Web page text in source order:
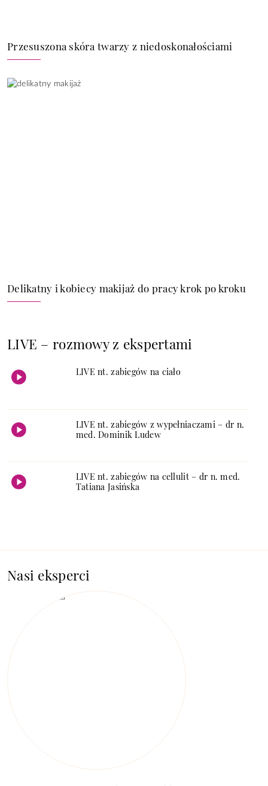
Przesuszona skóra twarzy z niedoskonałościami
Delikatny i kobiecy makijaż do pracy krok po kroku
LIVE – rozmowy z ekspertami
LIVE nt. zabiegów na ciało
LIVE nt. zabiegów z wypełniaczami – dr n.
med. Dominik Ludew
LIVE nt. zabiegów na cellulit – dr n. med.
Tatiana Jasińska
Nasi eksperci